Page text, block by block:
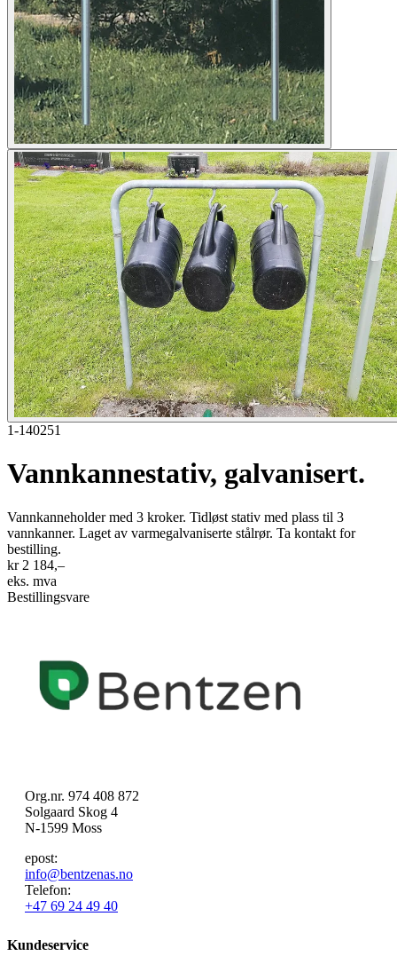
1-140251
Vannkannestativ, galvanisert.
Vannkanneholder med 3 kroker. Tidløst stativ med plass til 3
vannkanner. Laget av varmegalvaniserte stålrør. Ta kontakt for
bestilling.
kr 2 184,–
eks. mva
Bestillingsvare
Org.nr. 974 408 872
Solgaard Skog 4
N-1599 Moss
epost:
info@bentzenas.no
Telefon:
+47 69 24 49 40
Kundeservice